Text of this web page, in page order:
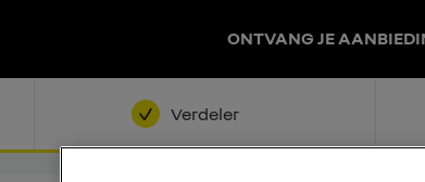
ONTVANG JE
Verdeler